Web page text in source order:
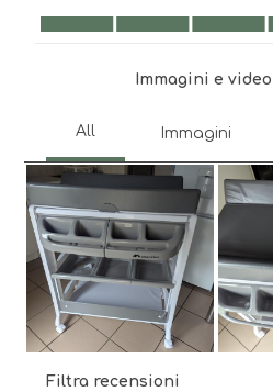
di
invio.
Comfort, 4.8 su 5
Immagini e
Filtra recensioni